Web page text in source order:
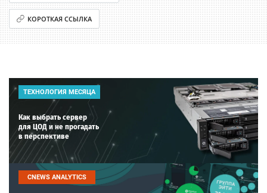
КОРОТКАЯ ССЫЛКА
ТЕХНОЛОГИЯ МЕСЯЦА
Как выбрать сервер
для ЦОД и не прогадать
в перспективе
CNEWS ANALYTICS